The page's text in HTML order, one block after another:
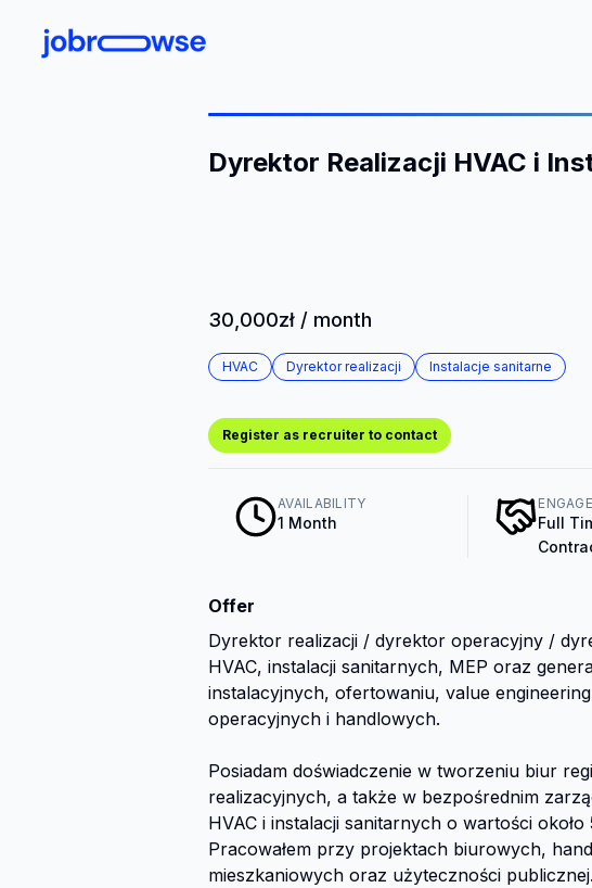
Dyrektor Realizacji HVAC i
30,000zł / month
HVAC Dyrektor realizacji Instalacje sanitarne
Register as recruiter to contact
AVAILABILITY
1 Month
Full
Offer
Dyrektor realizacji / dyrektor operacyjny /
HVAC, instalacji sanitarnych, MEP oraz
instalacyjnych, ofertowaniu, value
operacyjnych i handlowych.
Posiadam doświadczenie w tworzeniu biur
realizacyjnych, a także w bezpośrednim
HVAC i instalacji sanitarnych o wartości
Pracowałem przy projektach biurowych,
mieszkaniowych oraz użyteczności publicznej.